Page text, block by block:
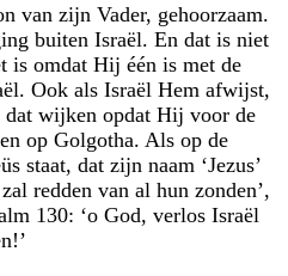
van zijn Vader, gehoorzaam.
buiten Israël. En dat is niet
is omdat Hij één is met de
Ook als Israël Hem afwijst,
wijken opdat Hij voor de
op Golgotha. Als op de
staat, dat zijn naam ‘Jezus’
redden van al hun zonden’,
130: ‘o God, verlos Israël